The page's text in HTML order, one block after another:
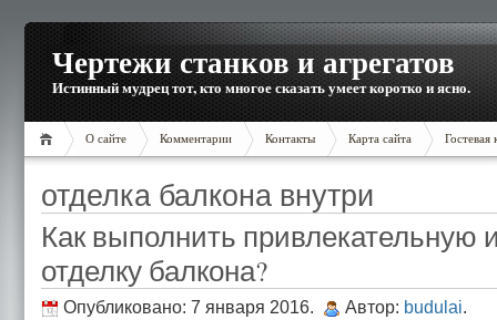
Чертежи станков и агрегатов
Истинный мудрец тот, кто многое сказать умеет коротко и ясно.
О сайте Комментарии Контакты Карта сайта Гостевая
отделка балкона внутри
Как выполнить привлекательную
отделку балкона?
Опубликовано: 7 января 2016. Автор: budulai.